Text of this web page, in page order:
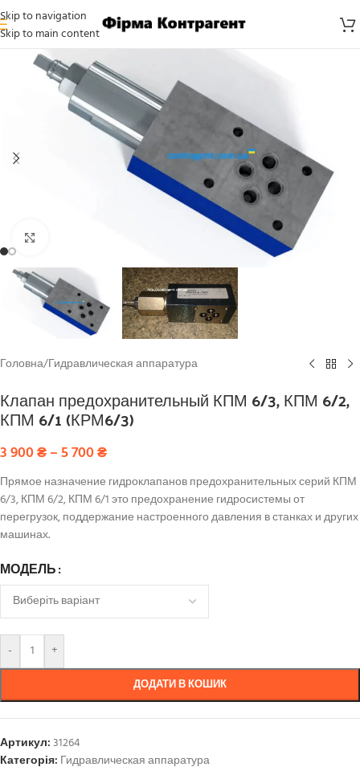
Skip to navigation
Skip to main content
Головна/Гидравлическая аппаратура
Клапан предохранительный КПМ 6/3, КПМ 6/2,
КПМ 6/1 (КРМ6/3)
3 900₴–5 700₴
Прямое назначение гидроклапанов предохранительных серий КПМ
6/3, КПМ 6/2, КПМ 6/1 это предохранение гидросистемы от
перегрузок, поддержание настроенного давления в станках и других
машинах.
МОДЕЛЬ
- +
ДОДАТИ В КОШИК
Артикул:31264
Категорія: Гидравлическая аппаратура